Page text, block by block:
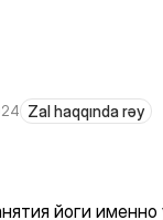
Zal haqqında rəy
йоги именно